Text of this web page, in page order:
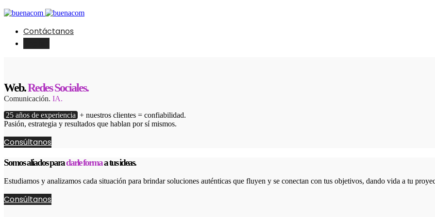
Contáctanos
Web.Redes Sociales.
Comunicación. IA.
25 años de experiencia + nuestros clientes = confiabilidad.
Pasión, estrategia y resultados que hablan por sí mismos.
Consúltanos
Somos aliados paradarle formaa tus ideas.
Estudiamos y analizamos cada situación para brindar soluciones auténticas que fluyen y se conectan con tus objetivos, dando vida a tu
Consúltanos